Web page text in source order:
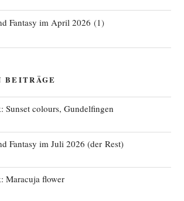
Fantasy im April 2026 (1)
BEITRÄGE
Sunset colours, Gundelfingen
Fantasy im Juli 2026 (der Rest)
Maracuja flower